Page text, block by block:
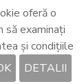
oferă o
să examinați
și condițiile
DETALII